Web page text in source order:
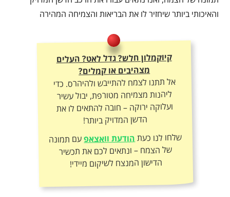
והאיכותי ביותר שיחזיר לו את הבריאות והצמיחה המהירה
קיוקמלון חלש? גדל לאט? העלים
מצהיבים או קמלים?
אל תתנו לצמח להתייבש ולהיהרס. כדי
ליהנות מצמיחה מטורפת, יבול עשיר
ועלוקה ירוקה – חובה להתאים לו את
הדשן המדויק ביותר!
שלחו לנו כעתהודעת וואצאפעם תמונה
של הצמח – ונתאים לכם את תכשיר
הדישון המנצח לשיקום מיידי!